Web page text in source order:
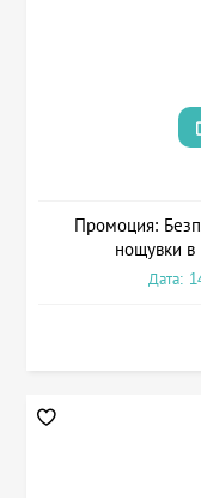
Промоция:
нощувки в
Дата: